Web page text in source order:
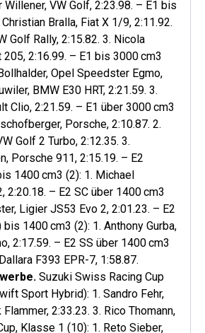
Willener, VW Golf, 2:23.98. – E1 bis
Bralla, Fiat X 1/9, 2:11.92.
Golf Rally, 2:15.82. 3. Nicola
205, 2:16.99. – E1 bis 3000 cm3
Opel Speedster Egmo,
BMW E30 HRT, 2:21.59. 3.
Clio, 2:21.59. – E1 über 3000 cm3
Porsche, 2:10.87. 2.
Golf 2 Turbo, 2:12.35. 3.
Porsche 911, 2:15.19. – E2
1400 cm3 (2): 1. Michael
2:20.18. – E2 SC über 1400 cm3
Ligier JS53 Evo 2, 2:01.23. – E2
1400 cm3 (2): 1. Anthony Gurba,
2:17.59. – E2 SS über 1400 cm3
F393 EPR-7, 1:58.87.
Suzuki Swiss Racing Cup
Sport Hybrid): 1. Sandro Fehr,
2:33.23. 3. Rico Thomann,
Klasse 1 (10): 1. Reto Sieber,